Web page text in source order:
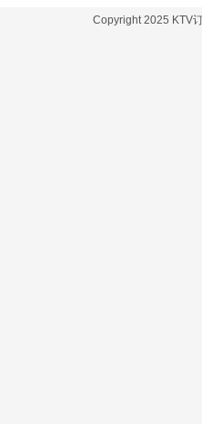
Copyright 2025 KTV